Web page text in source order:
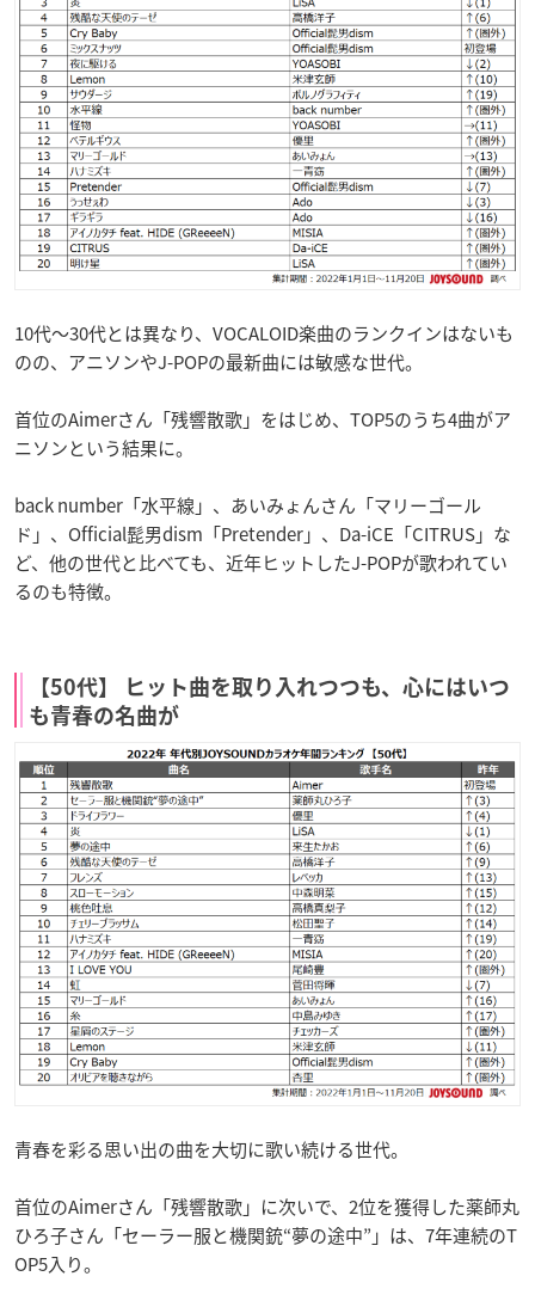
10代～30代とは異なり、VOCALOID楽曲のランクインはないも
のの、アニソンやJ-POPの最新曲には敏感な世代。
首位のAimerさん「残響散歌」をはじめ、TOP5のうち4曲がア
ニソンという結果に。
back number「水平線」、あいみょんさん「マリーゴール
ド」、Official髭男dism「Pretender」、Da-iCE「CITRUS」な
ど、他の世代と比べても、近年ヒットしたJ-POPが歌われてい
るのも特徴。
【50代】 ヒット曲を取り入れつつも、心にはいつ
も青春の名曲が
青春を彩る思い出の曲を大切に歌い続ける世代。
首位のAimerさん「残響散歌」に次いで、2位を獲得した薬師丸
ひろ子さん「セーラー服と機関銃“夢の途中”」は、7年連続のT
OP5入り。